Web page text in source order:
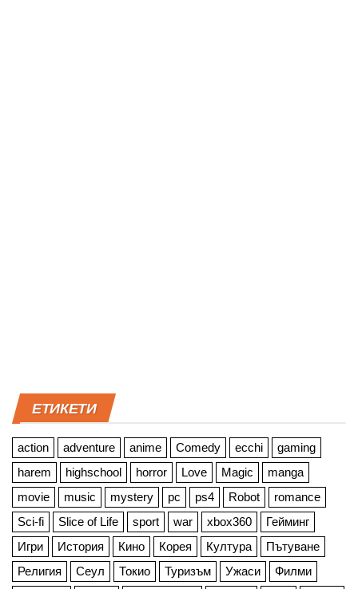
ЕТИКЕТИ
action adventure anime Comedy ecchi
gaming
harem
highschool horror Love Magic
manga
movie
music mystery pc ps4 Robot
romance
Sci-fi
Slice of Life sport war xbox360
Гейминг
Игри
История Кино Корея Култура
Пътуване
Религия
Сеул Токио Туризъм Ужаси Филми